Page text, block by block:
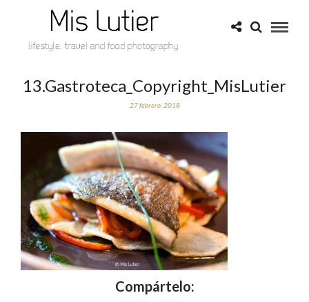
13.Gastroteca_Copyright_MisLutier
27 febrero, 2018
Compártelo: